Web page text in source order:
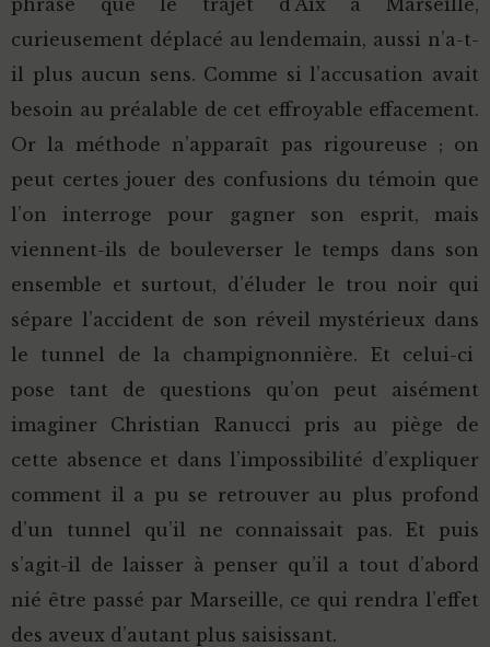
phrase que le trajet d’Aix à Marseille,
curieusement déplacé au lendemain, aussi n’a-t-
il plus aucun sens. Comme si l’accusation avait
besoin au préalable de cet effroyable effacement.
Or la méthode n’apparaît pas rigoureuse ; on
peut certes jouer des confusions du témoin que
l’on interroge pour gagner son esprit, mais
viennent-ils de bouleverser le temps dans son
ensemble et surtout, d’éluder le trou noir qui
sépare l’accident de son réveil mystérieux dans
le tunnel de la champignonnière. Et celui-ci
pose tant de questions qu’on peut aisément
imaginer Christian Ranucci pris au piège de
cette absence et dans l’impossibilité d’expliquer
comment il a pu se retrouver au plus profond
d’un tunnel qu’il ne connaissait pas. Et puis
s’agit-il de laisser à penser qu’il a tout d’abord
nié être passé par Marseille, ce qui rendra l’effet
des aveux d’autant plus saisissant.